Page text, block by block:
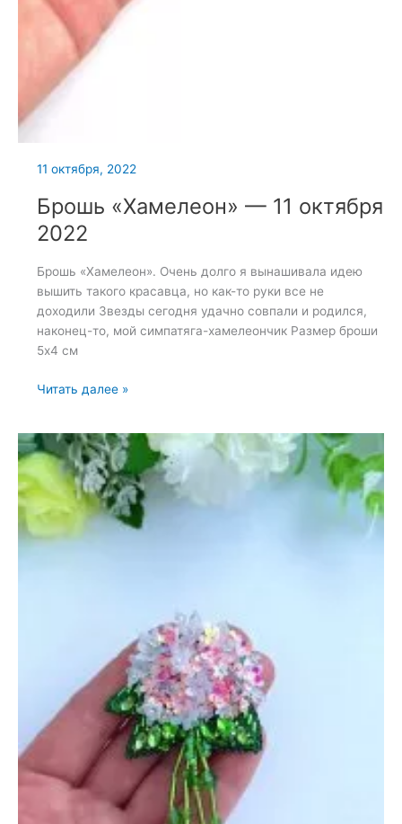
11 октября, 2022
Брошь «Хамелеон» — 11 октября
2022
Брошь «Хамелеон». Очень долго я вынашивала идею
вышить такого красавца, но как-то руки все не
доходили Звезды сегодня удачно совпали и родился,
наконец-то, мой симпатяга-хамелеончик Размер броши
5х4 см
Брошь
11
октября
2022
Читать далее »